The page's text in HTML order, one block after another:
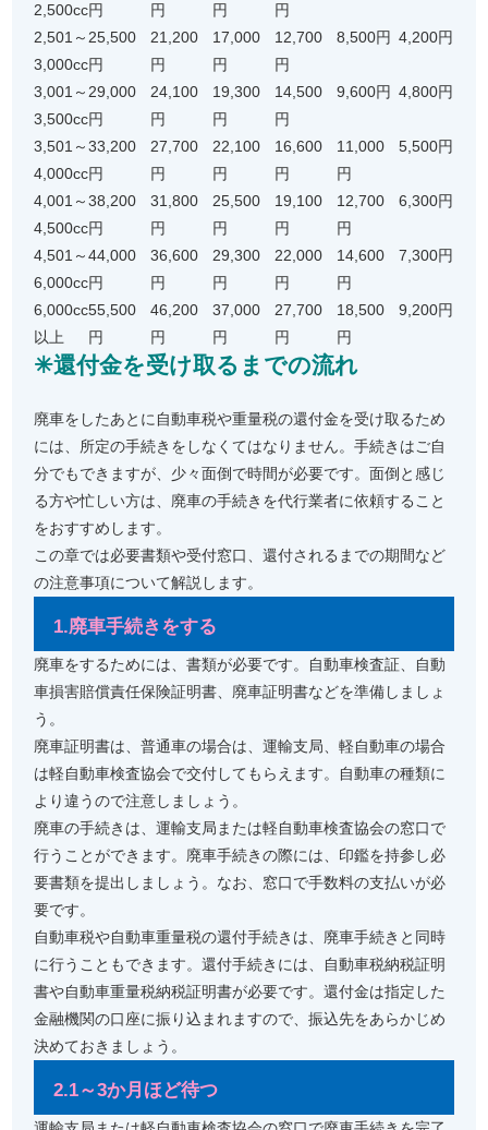
2,500cc円
円
円
円
2,501～
3,000cc
25,500
円
21,200
円
17,000
円
12,700
円
8,500円 4,200円
3,001～
3,500cc
29,000
円
24,100
円
19,300
円
14,500
円
9,600円 4,800円
3,501～
4,000cc
33,200
円
27,700
円
22,100
円
16,600
円
11,000
円
5,500円
4,001～
4,500cc
38,200
円
31,800
円
25,500
円
19,100
円
12,700
円
6,300円
4,501～
6,000cc
44,000
円
36,600
円
29,300
円
22,000
円
14,600
円
7,300円
6,000cc
以上
55,500
円
46,200
円
37,000
円
27,700
円
18,500
円
9,200円
✳︎還付金を受け取るまでの流れ
廃車をしたあとに自動車税や重量税の還付金を受け取るため
には、所定の手続きをしなくてはなりません。手続きはご自
分でもできますが、少々面倒で時間が必要です。面倒と感じ
る方や忙しい方は、廃車の手続きを代行業者に依頼すること
をおすすめします。
この章では必要書類や受付窓口、還付されるまでの期間など
の注意事項について解説します。
1.廃車手続きをする
廃車をするためには、書類が必要です。自動車検査証、自動
車損害賠償責任保険証明書、廃車証明書などを準備しましょ
う。
廃車証明書は、普通車の場合は、運輸支局、軽自動車の場合
は軽自動車検査協会で交付してもらえます。自動車の種類に
より違うので注意しましょう。
廃車の手続きは、運輸支局または軽自動車検査協会の窓口で
行うことができます。廃車手続きの際には、印鑑を持参し必
要書類を提出しましょう。なお、窓口で手数料の支払いが必
要です。
自動車税や自動車重量税の還付手続きは、廃車手続きと同時
に行うこともできます。還付手続きには、自動車税納税証明
書や自動車重量税納税証明書が必要です。還付金は指定した
金融機関の口座に振り込まれますので、振込先をあらかじめ
決めておきましょう。
2.1～3か月ほど待つ